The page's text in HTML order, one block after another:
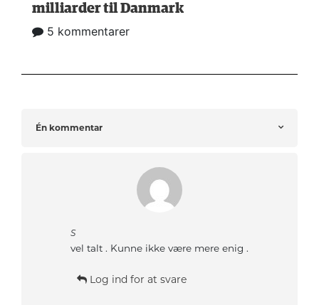
milliarder til Danmark
5 kommentarer
Én kommentar
S
vel talt . Kunne ikke være mere enig .
Log ind for at svare